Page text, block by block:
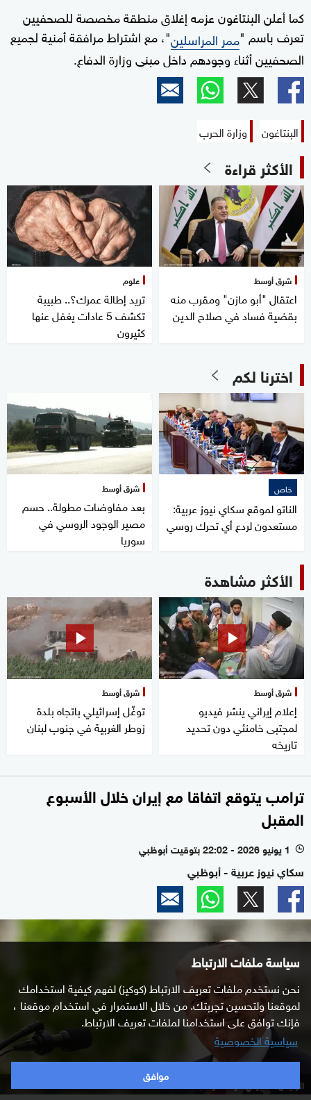
سياسة ملفات الارتباط
نحن نستخدم ملفات تعريف الارتباط (كوكيز) لفهم كيفية استخدامك
لموقعنا ولتحسين تجربتك. من خلال الاستمرار في استخدام موقعنا ،
فإنك توافق على استخدامنا لملفات تعريف الارتباط.
سياسية الخصوصية
موافق
كما أعلن البنتاغون عزمه إغلاق منطقة مخصصة للصحفيين
تعرف باسم "ممر المراسلين"، مع اشتراط مرافقة أمنية لجميع
الصحفيين أثناء وجودهم داخل مبنى وزارة الدفاع.
البنتاغون وزارة الحرب
الأكثر قراءة
شرق أوسط
اعتقال "أبو مازن" ومقرب منه
بقضية فساد في صلاح الدين
علوم
تريد إطالة عمرك؟.. طبيبة
تكشف 5 عادات يغفل عنها
كثيرون
اخترنا لكم
خاص
الناتو لموقع سكاي نيوز عربية:
مستعدون لردع أي تحرك روسي
شرق أوسط
بعد مفاوضات مطولة.. حسم
مصير الوجود الروسي في
سوريا
الأكثر مشاهدة
شرق أوسط
إعلام إيراني ينشر فيديو
لمجتبى خامنئي دون تحديد
تاريخه
شرق أوسط
توغّل إسرائيلي باتجاه بلدة
زوطر الغربية في جنوب لبنان
ترامب يتوقع اتفاقا مع إيران خلال الأسبوع
المقبل
l 1 يونيو 2026 - 22:02 بتوقيت أبوظبي
سكاي نيوز عربية - أبوظبي
الرئيس الأميركي دونالد ترامب